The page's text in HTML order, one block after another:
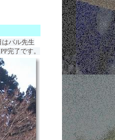
パル先生
完了です。